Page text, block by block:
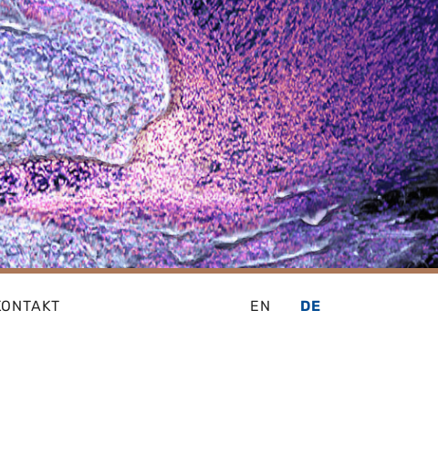
EN DE